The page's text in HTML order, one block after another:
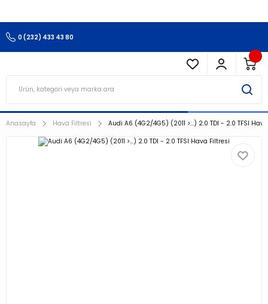
0 (232) 433 43 80
Anasayfa Hava Filtresi Audi A6 (4G2/4G5) (2011 >…) 2.0 TDI - 2.0 TFSI